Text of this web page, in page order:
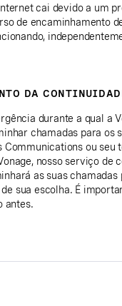
cai devido a um
de encaminhamento
DA
durante a qual a
chamadas para os
Communications ou seu
nosso serviço de
as suas chamadas
sua escolha. É
antes.